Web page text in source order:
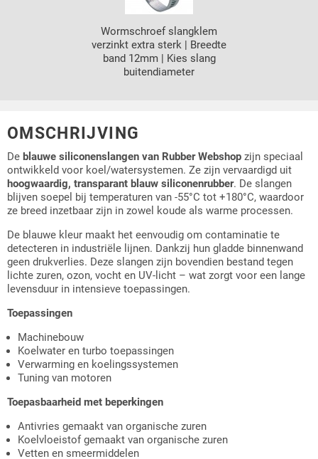
Wormschroef slangklem
verzinkt extra sterk | Breedte
band 12mm | Kies slang
buitendiameter
OMSCHRIJVING
De blauwe siliconenslangen van Rubber Webshop zijn speciaal
ontwikkeld voor koel/watersystemen. Ze zijn vervaardigd uit
hoogwaardig, transparant blauw siliconenrubber. De slangen
blijven soepel bij temperaturen van -55°C tot +180°C, waardoor
ze breed inzetbaar zijn in zowel koude als warme processen.
De blauwe kleur maakt het eenvoudig om contaminatie te
detecteren in industriële lijnen. Dankzij hun gladde binnenwand
geen drukverlies. Deze slangen zijn bovendien bestand tegen
lichte zuren, ozon, vocht en UV-licht – wat zorgt voor een lange
levensduur in intensieve toepassingen.
Toepassingen
Machinebouw
Koelwater en turbo toepassingen
Verwarming en koelingssystemen
Tuning van motoren
Toepasbaarheid met beperkingen
Antivries gemaakt van organische zuren
Koelvloeistof gemaakt van organische zuren
Vetten en smeermiddelen